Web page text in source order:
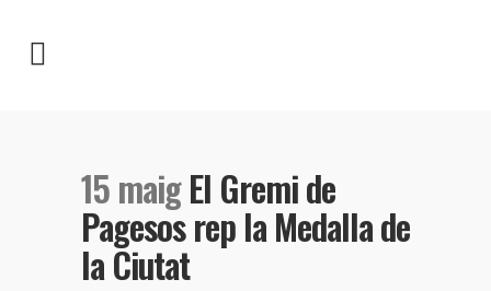
15 maigEl Gremi de
Pagesos rep la Medalla de
la Ciutat